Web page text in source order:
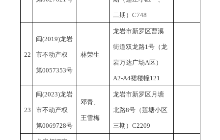
二期）C748
22
闽(2019)龙岩
市不动产权
第0057353号
林荣生
龙岩市新罗区曹溪
街道双龙路1号（龙
岩万达广场A区）
A2-A4裙楼幢121
23
闽(2023)龙岩
市不动产权
第0069728号
邓青、
王雪梅
龙岩市新罗区月塘
北路8号（莲塘小区
三期）C2209